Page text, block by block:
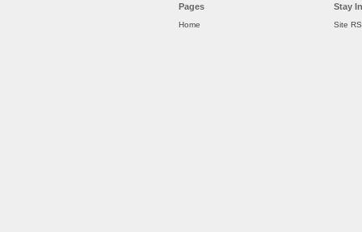
Pages
Home
Stay
Site